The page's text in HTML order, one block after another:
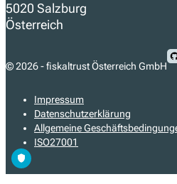
5020 Salzburg
Österreich
© 2026 - fiskaltrust Österreich GmbH
Impressum
Datenschutzerklärung
Allgemeine
ISO27001